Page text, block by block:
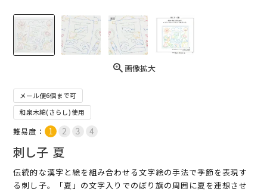
画像拡大
メール便6個まで可
和泉木綿(さらし)使用
難易度：
刺し子 夏
伝統的な漢字と絵を組み合わせる文字絵の手法で季節を表現す
る刺し子。「夏」の文字入りでのぼり旗の周囲に夏を連想させ